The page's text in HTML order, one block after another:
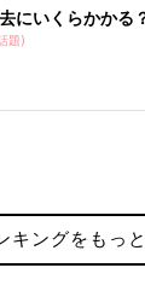
と実優は別々に
日外出許可をも
。でもコロナ
ほどNICUに入
にいくらかかる
題)
キングをもっ